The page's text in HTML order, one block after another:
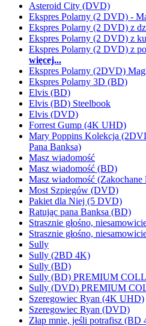
Asteroid City (DVD)
Ekspres Polarny (2 DVD) -
Ekspres Polarny (2 DVD) z
Ekspres Polarny (2 DVD) z
Ekspres Polarny (2 DVD) z
więcej...
Ekspres Polarny (2DVD)
Ekspres Polarny 3D (BD)
Elvis (BD)
Elvis (BD) Steelbook
Elvis (DVD)
Forrest Gump (4K UHD)
Mary Poppins Kolekcja
Pana Banksa)
Masz wiadomość
Masz wiadomość (BD)
Masz wiadomość
Most Szpiegów (DVD)
Pakiet dla Niej (5 DVD)
Ratując pana Banksa (BD)
Strasznie głośno,
Strasznie głośno,
Sully
Sully (2BD 4K)
Sully (BD)
Sully (BD) PREMIUM
Sully (DVD) PREMIUM
Szeregowiec Ryan (4K UHD)
Szeregowiec Ryan (DVD)
Złap mnie, jeśli potrafisz (BD